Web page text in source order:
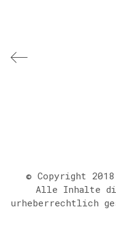
© Copyright
Alle Inhalte
urheberrechtlich